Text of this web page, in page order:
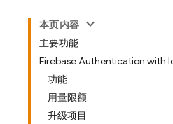
本页内容
主要功能
Firebase Authentication with
功能
用量限额
升级项目